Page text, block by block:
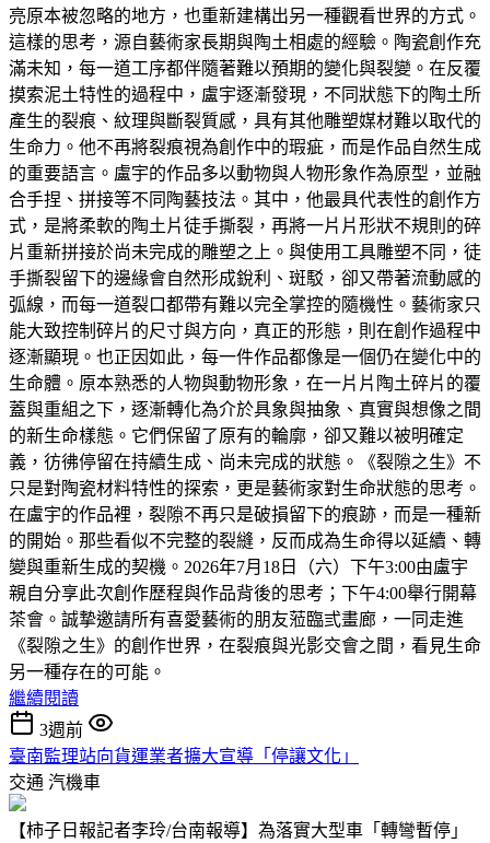
亮原本被忽略的地方，也重新建構出另一種觀看世界的方式。
這樣的思考，源自藝術家長期與陶土相處的經驗。陶瓷創作充
滿未知，每一道工序都伴隨著難以預期的變化與裂變。在反覆
摸索泥土特性的過程中，盧宇逐漸發現，不同狀態下的陶土所
產生的裂痕、紋理與斷裂質感，具有其他雕塑媒材難以取代的
生命力。他不再將裂痕視為創作中的瑕疵，而是作品自然生成
的重要語言。盧宇的作品多以動物與人物形象作為原型，並融
合手捏、拼接等不同陶藝技法。其中，他最具代表性的創作方
式，是將柔軟的陶土片徒手撕裂，再將一片片形狀不規則的碎
片重新拼接於尚未完成的雕塑之上。與使用工具雕塑不同，徒
手撕裂留下的邊緣會自然形成銳利、斑駁，卻又帶著流動感的
弧線，而每一道裂口都帶有難以完全掌控的隨機性。藝術家只
能大致控制碎片的尺寸與方向，真正的形態，則在創作過程中
逐漸顯現。也正因如此，每一件作品都像是一個仍在變化中的
生命體。原本熟悉的人物與動物形象，在一片片陶土碎片的覆
蓋與重組之下，逐漸轉化為介於具象與抽象、真實與想像之間
的新生命樣態。它們保留了原有的輪廓，卻又難以被明確定
義，彷彿停留在持續生成、尚未完成的狀態。《裂隙之生》不
只是對陶瓷材料特性的探索，更是藝術家對生命狀態的思考。
在盧宇的作品裡，裂隙不再只是破損留下的痕跡，而是一種新
的開始。那些看似不完整的裂縫，反而成為生命得以延續、轉
變與重新生成的契機。2026年7月18日（六）下午3:00由盧宇
親自分享此次創作歷程與作品背後的思考；下午4:00舉行開幕
茶會。誠摯邀請所有喜愛藝術的朋友蒞臨弎畫廊，一同走進
《裂隙之生》的創作世界，在裂痕與光影交會之間，看見生命
另一種存在的可能。
繼續閱讀
3週前
臺南監理站向貨運業者擴大宣導「停讓文化」
交通 汽機車
【柿子日報記者李玲/台南報導】為落實大型車「轉彎暫停」